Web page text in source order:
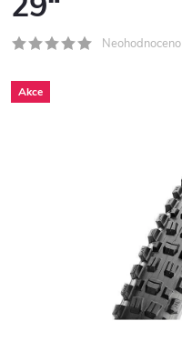
Neohodnoceno
Akce